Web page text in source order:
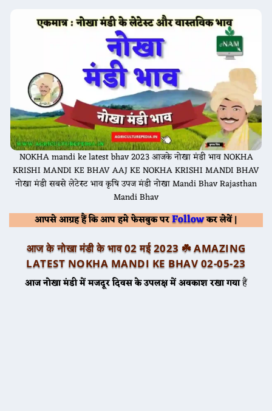
NOKHA mandi ke latest bhav 2023 आजके नोखा मंडी भाव NOKHA
KRISHI MANDI KE BHAV AAJ KE NOKHA KRISHI MANDI BHAV
नोखा मंडी सबसे लेटेस्ट भाव कृषि उपज मंडी नोखा Mandi Bhav Rajasthan
Mandi Bhav
आपसे आग्रह हैं कि आप हमे फेसबुक परFollowकर लेवें |
आज के नोखा मंडी के भाव 02 मई 2023 ☘️AMAZING
LATEST NOKHA MANDI KE BHAV 02-05-23
आज नोखा मंडी में मजदूर दिवस के उपलक्ष में अवकाश रखा गयाहैं